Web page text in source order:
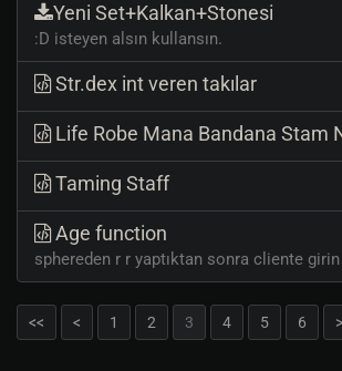
Yeni Set+Kalkan+Stonesi
:D isteyen alsın kullansın.
Str.dex int veren takılar
Life Robe Mana Bandana Stam
Taming Staff
Age function
sphereden r r yaptıktan sonra cliente
<< < 1 2 3 4 5 6 >